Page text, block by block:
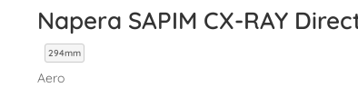
Napera SAPIM CX-RAY
294mm
Aero